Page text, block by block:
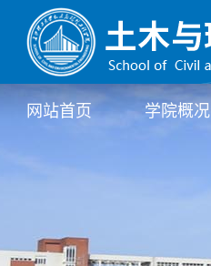
网站首页 学院概况